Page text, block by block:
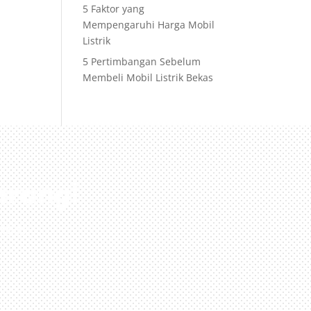
5 Faktor yang
Mempengaruhi Harga Mobil
Listrik
5 Pertimbangan Sebelum
Membeli Mobil Listrik Bekas